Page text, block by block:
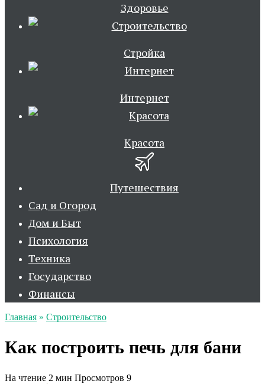
Здоровье
Стройка
Интернет
Красота
Путешествия
Сад и Огород
Дом и Быт
Психология
Техника
Государство
Финансы
Главная » Строительство
Как построить печь для бани
На чтение 2 мин Просмотров 9